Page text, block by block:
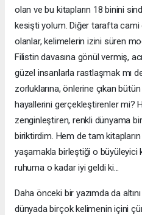
olan ve bu kitapların 18 binini
kesişti yolum. Diğer tarafta cami
olanlar, kelimelerin izini süren
Filistin davasına gönül vermiş,
güzel insanlarla rastlaşmak mı
zorluklarına, önlerine çıkan
hayallerini gerçekleştirenler mi?
zenginleştiren, renkli dünyama
biriktirdim. Hem de tam kitapların
yaşamakla birleştiği o büyüleyici
ruhuma o kadar iyi geldi ki...
Daha önceki bir yazımda da
dünyada birçok kelimenin içini